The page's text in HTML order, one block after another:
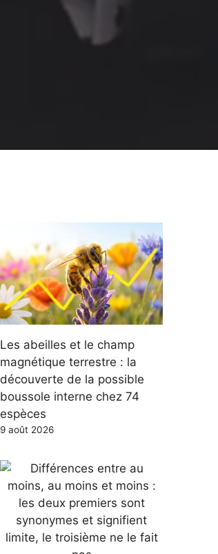
Les abeilles et le champ
magnétique terrestre : la
découverte de la possible
boussole interne chez 74
espèces
9 août 2026